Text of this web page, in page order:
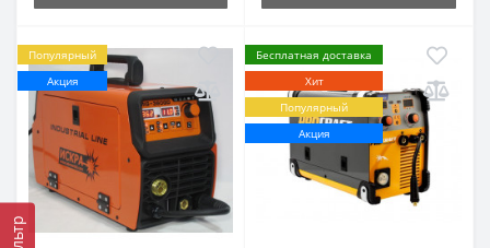
Популярный
Акция
Бесплатная доставка
Хит
Популярный
Акция